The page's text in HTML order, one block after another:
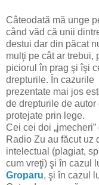
Câteodată mă unge
când văd că unii
destui dar din păcat
mulţi pe cât ar trebui,
piciorul în prag şi îşi
drepturile. În cazurile
prezentate mai jos
de drepturile de autor
protejate prin lege.
Cei cei doi „jmecheri”
Radio Zu au făcut uz
intelectual (plagiat,
cum vreţi) şi în cazul
Groparu, şi în cazul